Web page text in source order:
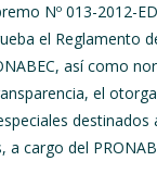
Nº 013-2012-
el Reglamento
así como
el
a cargo del